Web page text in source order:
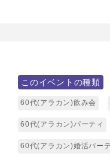
このイベントの種類
60代(アラカン)飲み会
60代(アラカン)パーティ
60代(アラカン)婚活パー